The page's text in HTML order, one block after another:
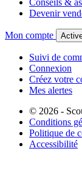
Conseils &
Devenir
Mon compte
Suivi de
Connexion
Créez votre
Mes alertes
© 2026 -
Conditions
Politique de
Accessibilité